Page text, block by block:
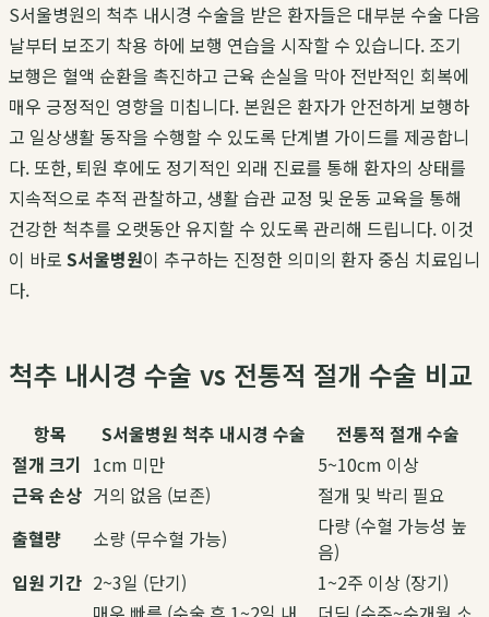
S서울병원의 척추 내시경 수술을 받은 환자들은 대부분 수술 다음
날부터 보조기 착용 하에 보행 연습을 시작할 수 있습니다. 조기
보행은 혈액 순환을 촉진하고 근육 손실을 막아 전반적인 회복에
매우 긍정적인 영향을 미칩니다. 본원은 환자가 안전하게 보행하
고 일상생활 동작을 수행할 수 있도록 단계별 가이드를 제공합니
다. 또한, 퇴원 후에도 정기적인 외래 진료를 통해 환자의 상태를
지속적으로 추적 관찰하고, 생활 습관 교정 및 운동 교육을 통해
건강한 척추를 오랫동안 유지할 수 있도록 관리해 드립니다. 이것
이 바로 S서울병원이 추구하는 진정한 의미의 환자 중심 치료입니
다.
척추 내시경 수술 vs 전통적 절개 수술 비교
항목 S서울병원 척추 내시경 수술
전통적 절개 수술
절개 크기 1cm 미만
5~10cm 이상
근육 손상 거의 없음 (보존)
절개 및 박리 필요
출혈량
소량 (무수혈 가능)
다량 (수혈 가능성 높
음)
입원 기간 2~3일 (단기)
1~2주 이상 (장기)